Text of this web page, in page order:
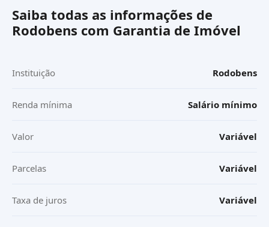
Saiba todas as informações de
Rodobens com Garantia de Imóvel
Instituição Rodobens
Renda mínima Salário mínimo
Valor Variável
Parcelas Variável
Taxa de juros Variável